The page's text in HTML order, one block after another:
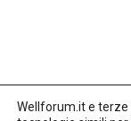
Wellforum.it e